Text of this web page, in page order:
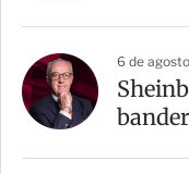
6 de